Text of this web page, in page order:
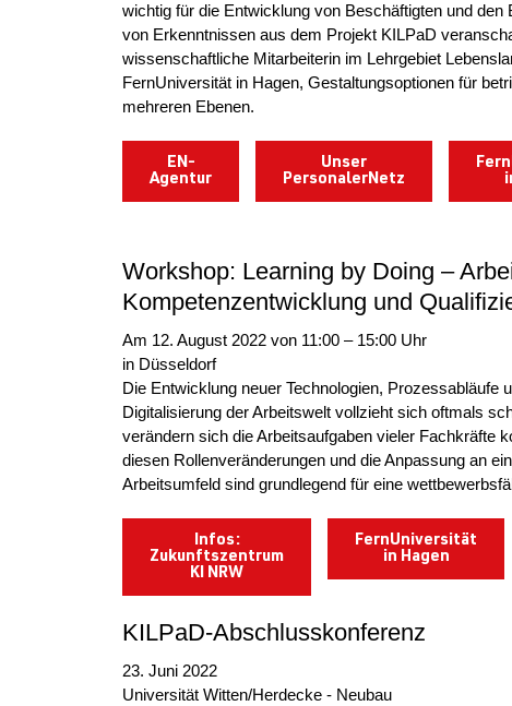
wichtig für die Entwicklung von Beschäftigten und den
von Erkenntnissen aus dem Projekt KILPaD
wissenschaftliche Mitarbeiterin im Lehrgebiet
FernUniversität in Hagen, Gestaltungsoptionen für
mehreren Ebenen.
EN-
Agentur
Unser
PersonalerNetz
Workshop: Learning by Doing –
Kompetenzentwicklung und
Am 12. August 2022 von 11:00 – 15:00 Uhr
in Düsseldorf
Die Entwicklung neuer Technologien, Prozessabläufe
Digitalisierung der Arbeitswelt vollzieht sich oftmals
verändern sich die Arbeitsaufgaben vieler Fachkräfte
diesen Rollenveränderungen und die Anpassung an
Arbeitsumfeld sind grundlegend für eine
Infos:
Zukunftszentrum
KI NRW
FernUniversität
in Hagen
KILPaD-Abschlusskonferenz
23. Juni 2022
Universität Witten/Herdecke - Neubau